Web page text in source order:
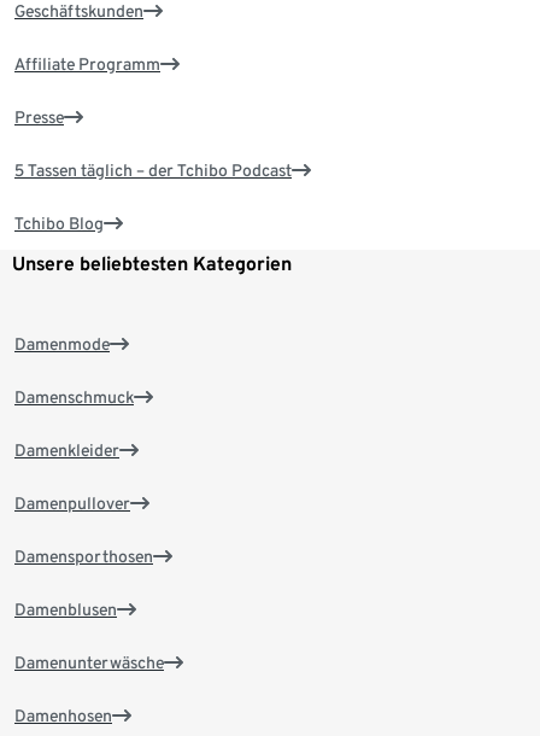
Geschäftskunden
Affiliate Programm
Presse
5 Tassen täglich – der Tchibo Podcast
Tchibo Blog
Unsere beliebtesten Kategorien
Damenmode
Damenschmuck
Damenkleider
Damenpullover
Damensporthosen
Damenblusen
Damenunterwäsche
Damenhosen